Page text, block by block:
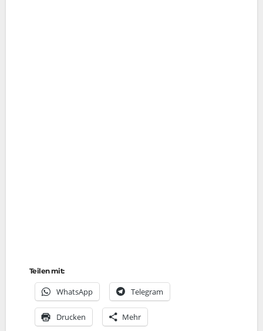
Teilen mit:
Whats­App Tele­gram
Dru­cken Mehr